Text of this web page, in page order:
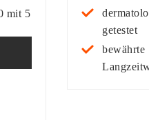
mit 5
getestet
bewährte